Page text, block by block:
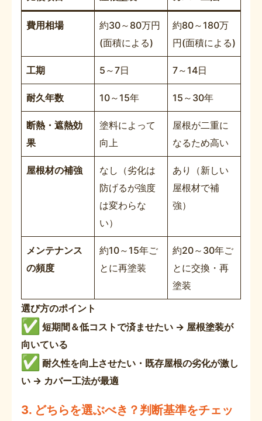
費用相場
約30～80万円
(面積による)
約80～180万
円(面積による)
工期 5～7日 7～14日
耐久年数 10～15年 15～30年
断熱・遮熱効
果
塗料によって
向上
屋根が二重に
なるため高い
屋根材の補強
なし（劣化は
防げるが強度
は変わらな
い）
あり（新しい
屋根材で補
強）
メンテナンス
の頻度
約10～15年ご
とに再塗装
約20～30年ご
とに交換・再
塗装
選び方のポイント
短期間＆低コストで済ませたい → 屋根塗装が
向いている
耐久性を向上させたい・既存屋根の劣化が激し
い → カバー工法が最適
3. どちらを選ぶべき？判断基準をチェッ